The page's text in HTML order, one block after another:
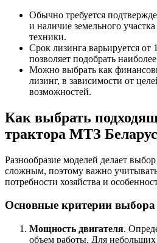
Обычно требуется
и наличие земельного
техники.
Срок лизинга варьируется от
позволяет подобрать
Можно выбрать как
лизинг, в зависимости от
возможностей.
Как выбрать
трактора МТЗ
Разнообразие моделей делает
сложным, поэтому важно
потребности хозяйства и
Основные критерии выбора
Мощность двигателя.
объем работы. Для небольших